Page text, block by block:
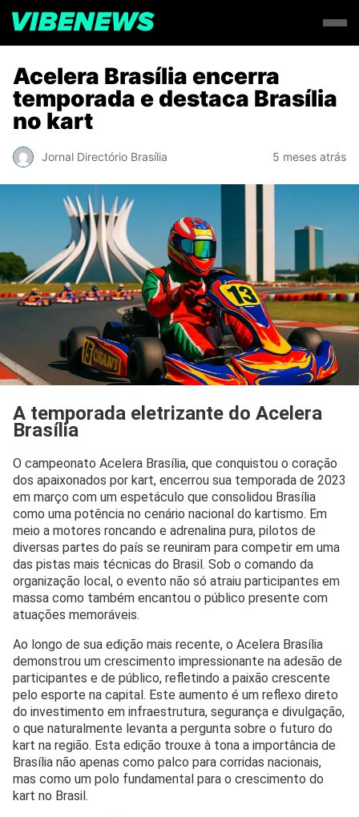
Acelera Brasília encerra
temporada e destaca Brasília
no kart
Jornal Directório Brasília 5 meses atrás
A temporada eletrizante do Acelera
Brasília
O campeonato Acelera Brasília, que conquistou o coração
dos apaixonados por kart, encerrou sua temporada de 2023
em março com um espetáculo que consolidou Brasília
como uma potência no cenário nacional do kartismo. Em
meio a motores roncando e adrenalina pura, pilotos de
diversas partes do país se reuniram para competir em uma
das pistas mais técnicas do Brasil. Sob o comando da
organização local, o evento não só atraiu participantes em
massa como também encantou o público presente com
atuações memoráveis.
Ao longo de sua edição mais recente, o Acelera Brasília
demonstrou um crescimento impressionante na adesão de
participantes e de público, refletindo a paixão crescente
pelo esporte na capital. Este aumento é um reflexo direto
do investimento em infraestrutura, segurança e divulgação,
o que naturalmente levanta a pergunta sobre o futuro do
kart na região. Esta edição trouxe à tona a importância de
Brasília não apenas como palco para corridas nacionais,
mas como um polo fundamental para o crescimento do
kart no Brasil.